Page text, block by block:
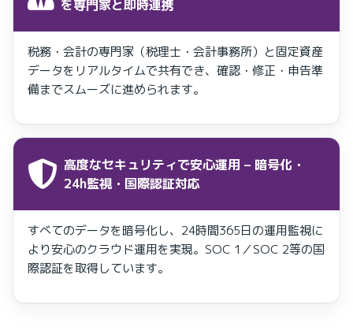
を専門家と即時連携
税務・会計の専門家（税理士・会計事務所）と固定資産
データをリアルタイムで共有でき、確認・修正・申告準
備までスムーズに進められます。
高度なセキュリティで安心運用 – 暗号化・
24h監視・国際認証対応
すべてのデータを暗号化し、24時間365日の運用監視に
より安心のクラウド運用を実現。SOC 1／SOC 2等の国
際認証を取得しています。